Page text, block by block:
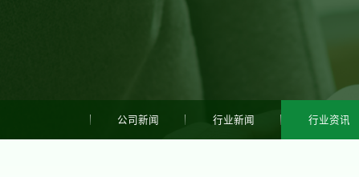
公司新闻 行业新闻 行业资讯